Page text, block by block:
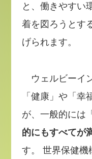
と、働きやすい
着を図ろうとす
げられます。
ウェルビーイ
「健康」や「幸
が、一般的には「
的にもすべてが
す。 世界保健機